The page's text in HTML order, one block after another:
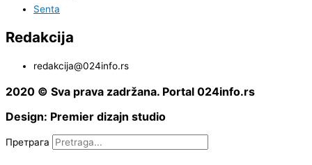
Senta
Redakcija
redakcija@024info.rs
2020 © Sva prava zadržana. Portal 024info.rs
Design: Premier dizajn studio
Претрага